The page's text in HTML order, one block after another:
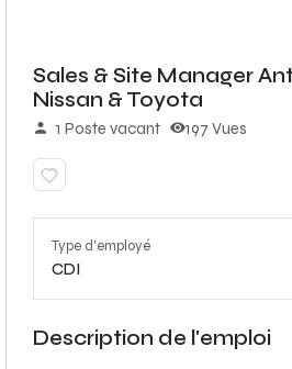
Sales & Site Manager
Nissan & Toyota
1 Poste vacant 197 Vues
Type d'employé
CDI
Description de l'emploi